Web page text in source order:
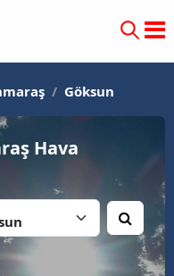
/ Göksun
Hava